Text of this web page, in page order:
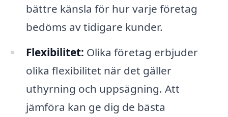
bättre känsla för hur varje företag
bedöms av tidigare kunder.
Flexibilitet: Olika företag erbjuder
olika flexibilitet när det gäller
uthyrning och uppsägning. Att
jämföra kan ge dig de bästa